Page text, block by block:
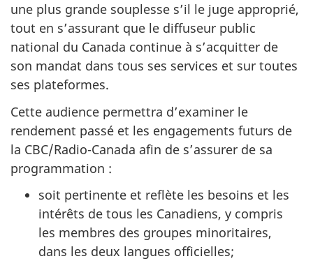
une plus grande souplesse s’il le juge approprié,
tout en s’assurant que le diffuseur public
national du Canada continue à s’acquitter de
son mandat dans tous ses services et sur toutes
ses plateformes.
Cette audience permettra d’examiner le
rendement passé et les engagements futurs de
la CBC/Radio-Canada afin de s’assurer de sa
programmation :
soit pertinente et reflète les besoins et les
intérêts de tous les Canadiens, y compris
les membres des groupes minoritaires,
dans les deux langues officielles;